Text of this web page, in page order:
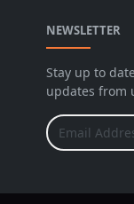
NEWSLETTER
Stay up to
updates from